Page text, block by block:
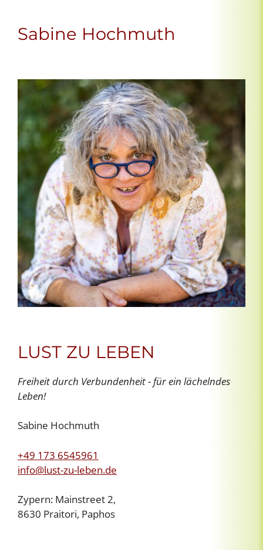
Sabine Hochmuth
LUST ZU LEBEN
Freiheit durch Verbundenheit - für ein lächelndes
Leben!
Sabine Hochmuth
+49 173 6545961
info@lust-zu-leben.de
Zypern: Mainstreet 2,
8630 Praitori, Paphos